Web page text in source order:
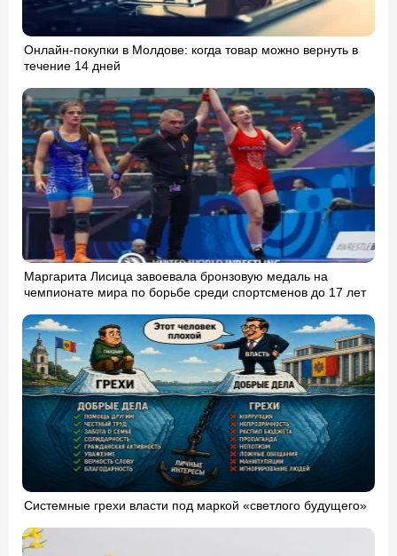
Онлайн-покупки в Молдове: когда товар можно вернуть в
течение 14 дней
Маргарита Лисица завоевала бронзовую медаль на
чемпионате мира по борьбе среди спортсменов до 17 лет
Системные грехи власти под маркой «светлого будущего»